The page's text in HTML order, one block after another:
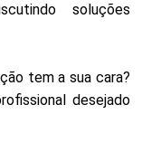
soluções
tem a sua cara?
desejado